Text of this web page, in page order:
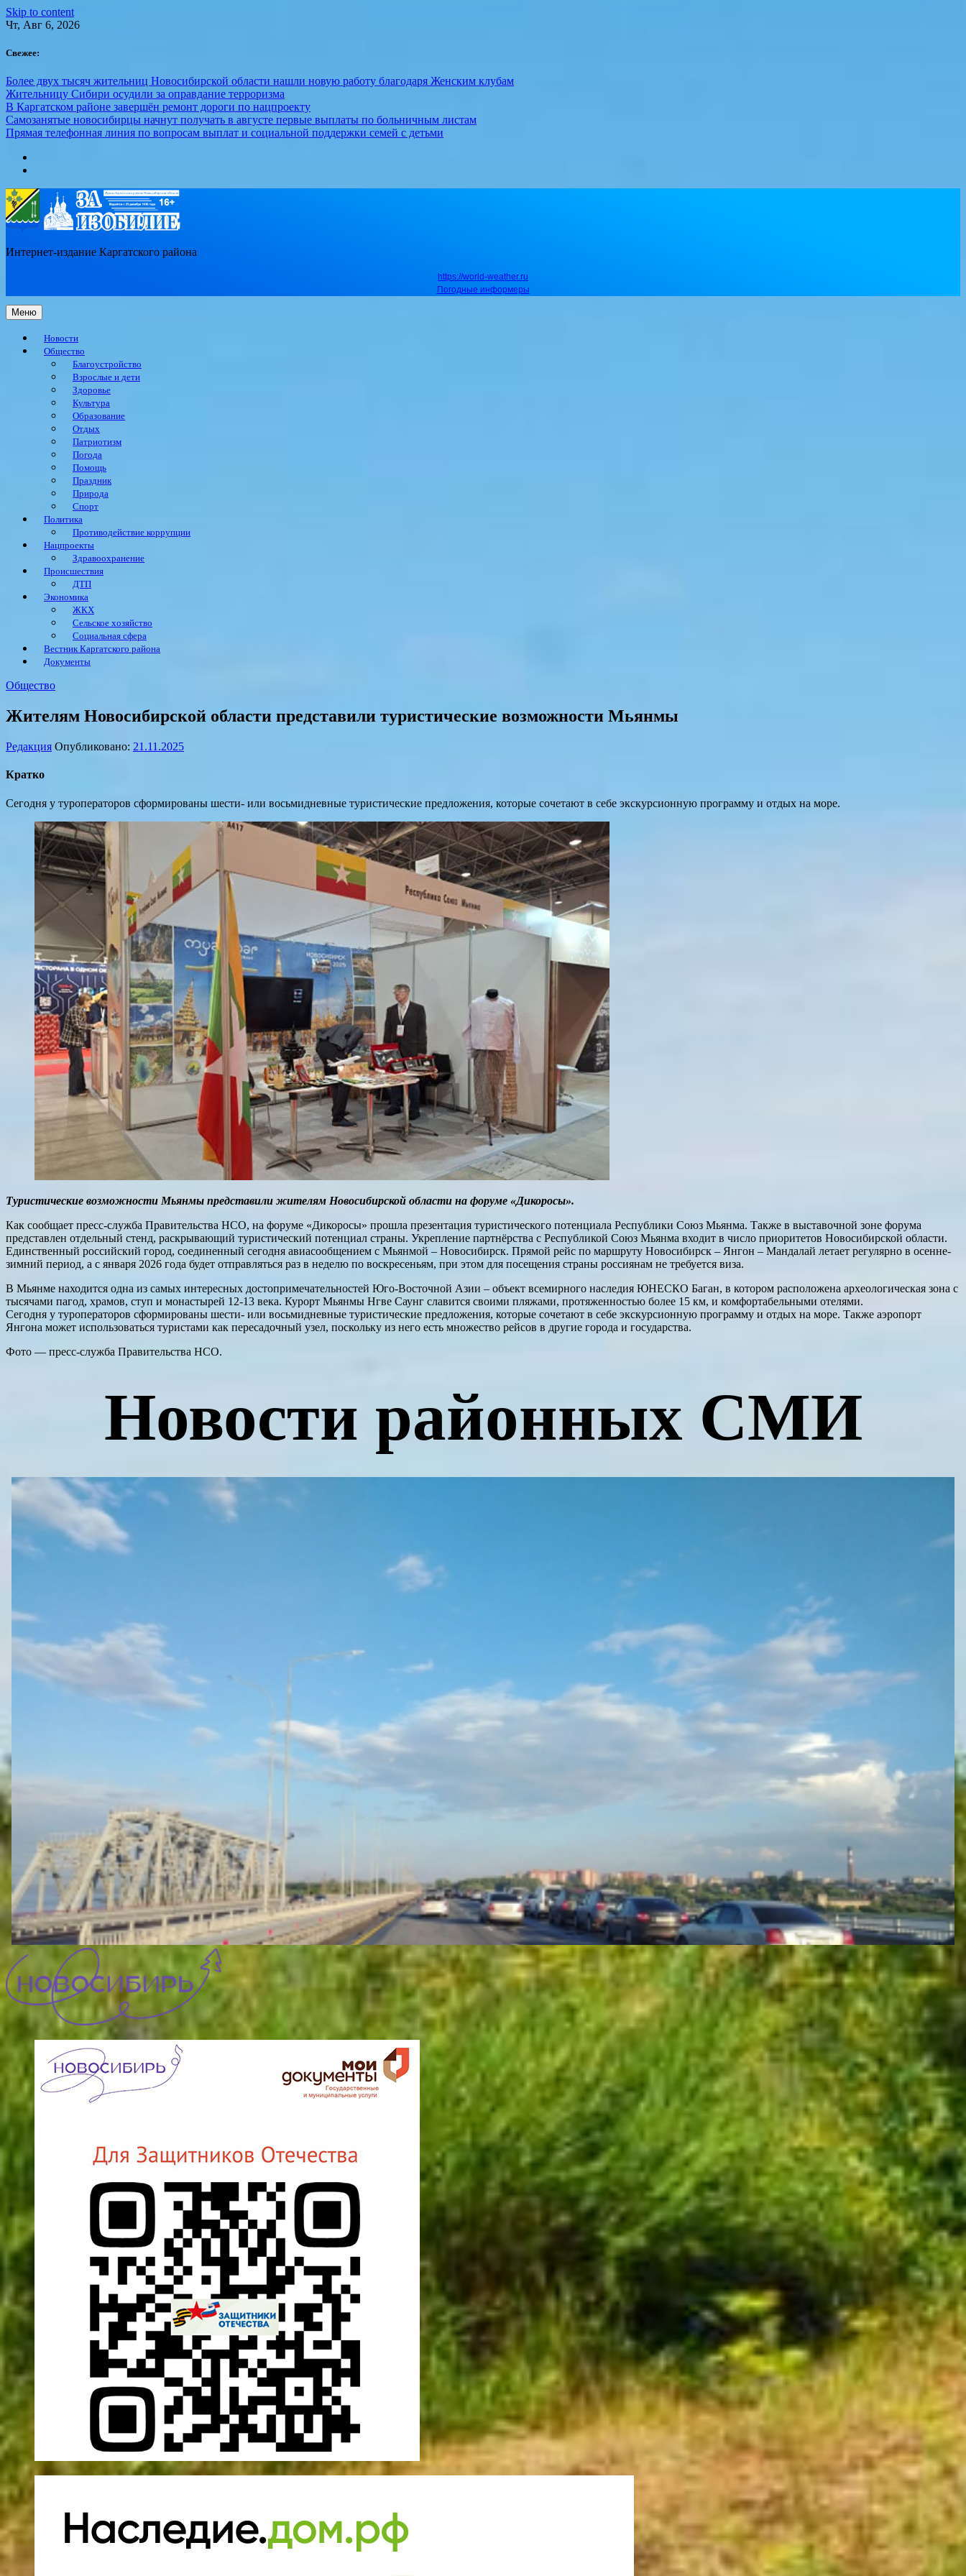
Skip to content
Чт, Авг 6, 2026
Свежее:
Более двух тысяч жительниц Новосибирской области нашли новую работу благодаря Женским клубам
Жительницу Сибири осудили за оправдание терроризма
В Каргатском районе завершён ремонт дороги по нацпроекту
Самозанятые новосибирцы начнут получать в августе первые выплаты по больничным листам
Прямая телефонная линия по вопросам выплат и социальной поддержки семей с детьми
Интернет-издание Каргатского района
https://world-weather.ru
Погодные информеры
Меню
Новости
Общество
Благоустройство
Взрослые и дети
Здоровье
Культура
Образование
Отдых
Патриотизм
Погода
Помощь
Праздник
Природа
Спорт
Политика
Противодействие коррупции
Нацпроекты
Здравоохранение
Происшествия
ДТП
Экономика
ЖКХ
Сельское хозяйство
Социальная сфера
Вестник Каргатского района
Документы
Общество
Жителям Новосибирской области представили туристические возможности Мьянмы
Редакция Опубликовано: 21.11.2025
Кратко
Сегодня у туроператоров сформированы шести- или восьмидневные туристические предложения, которые сочетают в себе экскурсионную программу и отдых на море.
Туристические возможности Мьянмы представили жителям Новосибирской области на форуме «Дикоросы».
Как сообщает пресс-служба Правительства НСО, на форуме «Дикоросы» прошла презентация туристического потенциала Республики Союз Мьянма. Также в выставочной зоне форума
представлен отдельный стенд, раскрывающий туристический потенциал страны. Укрепление партнёрства с Республикой Союз Мьянма входит в число приоритетов Новосибирской области.
Единственный российский город, соединенный сегодня авиасообщением с Мьянмой – Новосибирск. Прямой рейс по маршруту Новосибирск – Янгон – Мандалай летает регулярно в осенне-
зимний период, а с января 2026 года будет отправляться раз в неделю по воскресеньям, при этом для посещения страны россиянам не требуется виза.
В Мьянме находится одна из самых интересных достопримечательностей Юго-Восточной Азии – объект всемирного наследия ЮНЕСКО Баган, в котором расположена археологическая зона с
тысячами пагод, храмов, ступ и монастырей 12-13 века. Курорт Мьянмы Нгве Саунг славится своими пляжами, протяженностью более 15 км, и комфортабельными отелями.
Сегодня у туроператоров сформированы шести- или восьмидневные туристические предложения, которые сочетают в себе экскурсионную программу и отдых на море. Также аэропорт
Янгона может использоваться туристами как пересадочный узел, поскольку из него есть множество рейсов в другие города и государства.
Фото — пресс-служба Правительства НСО.